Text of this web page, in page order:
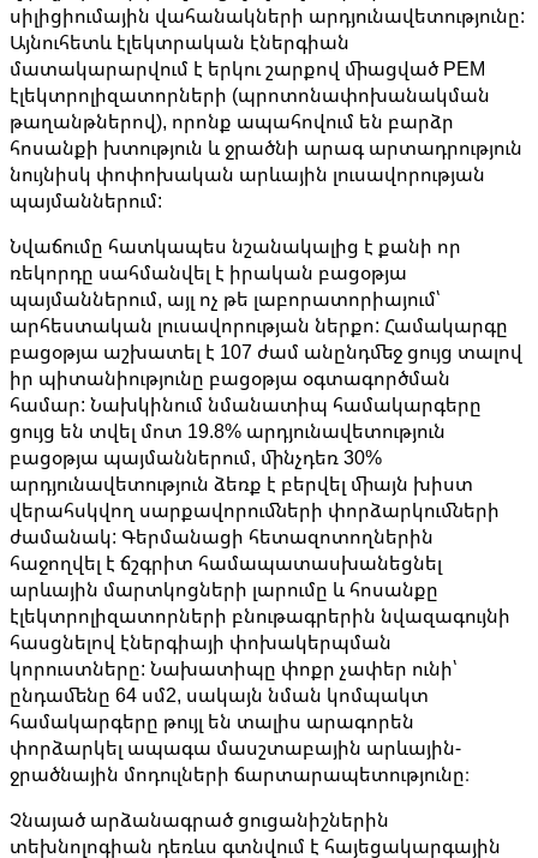
սիլիցիումային վահանակների արդյունավետությունը:
Այնուհետև էլեկտրական էներգիան
մատակարարվում է երկու շարքով միացված PEM
էլեկտրոլիզատորների (պրոտոնափոխանակման
թաղանթներով), որոնք ապահովում են բարձր
հոսանքի խտություն և ջրածնի արագ արտադրություն
նույնիսկ փոփոխական արևային լուսավորության
պայմաններում:
Նվաճումը հատկապես նշանակալից է քանի որ
ռեկորդը սահմանվել է իրական բացօթյա
պայմաններում, այլ ոչ թե լաբորատորիայում՝
արհեստական ​​լուսավորության ներքո: Համակարգը
բացօթյա աշխատել է 107 ժամ անընդմեջ ցույց տալով
իր պիտանիությունը բացօթյա օգտագործման
համար: Նախկինում նմանատիպ համակարգերը
ցույց են տվել մոտ 19.8% արդյունավետություն
բացօթյա պայմաններում, մինչդեռ 30%
արդյունավետություն ձեռք է բերվել միայն խիստ
վերահսկվող սարքավորումների փորձարկումների
ժամանակ: Գերմանացի հետազոտողներին
հաջողվել է ճշգրիտ համապատասխանեցնել
արևային մարտկոցների լարումը և հոսանքը
էլեկտրոլիզատորների բնութագրերին նվազագույնի
հասցնելով էներգիայի փոխակերպման
կորուստները: Նախատիպը փոքր չափեր ունի՝
ընդամենը 64 սմ2, սակայն նման կոմպակտ
համակարգերը թույլ են տալիս արագորեն
փորձարկել ապագա մասշտաբային արևային-
ջրածնային մոդուլների ճարտարապետությունը։
Չնայած արձանագրած ցուցանիշներին
տեխնոլոգիան դեռևս գտնվում է հայեցակարգային